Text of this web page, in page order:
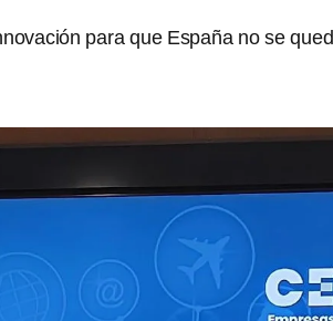
para que España no se